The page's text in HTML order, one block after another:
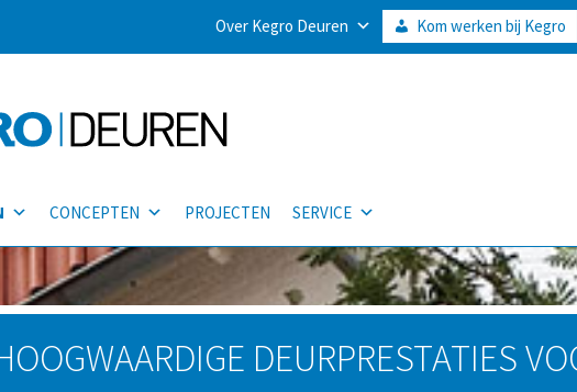
Over Kegro Deuren Kom werken bij Kegro
CONCEPTEN PROJECTEN SERVICE
DEURPRESTATIES